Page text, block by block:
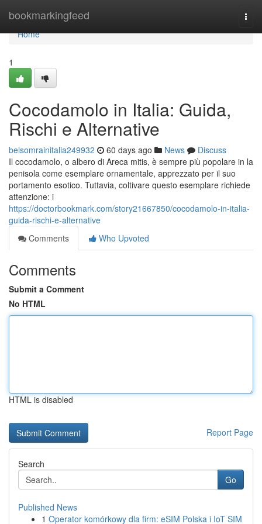
bookmarkingfeed
Home
Home
1
Cocodamolo in Italia: Guida,
Rischi e Alternative
belsomrainitalia249932 60 days ago News
Discuss
Il cocodamolo, o albero di Areca mitis, è sempre più popolare in la
penisola come esemplare ornamentale, apprezzato per il suo
portamento esotico. Tuttavia, coltivare questo esemplare richiede
attenzione: i
https://doctorbookmark.com/story21667850/cocodamolo-in-italia-
guida-rischi-e-alternative
Comments
Who Upvoted
Comments
Submit a Comment
No HTML
HTML is disabled
Report Page
Search
Go
Published News
1 Operator komórkowy dla firm: eSIM Polska i IoT SIM